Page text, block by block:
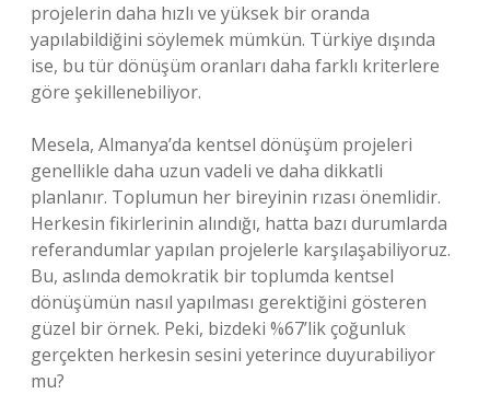
projelerin daha hızlı ve yüksek bir oranda
yapılabildiğini söylemek mümkün. Türkiye dışında
ise, bu tür dönüşüm oranları daha farklı kriterlere
göre şekillenebiliyor.
Mesela, Almanya’da kentsel dönüşüm projeleri
genellikle daha uzun vadeli ve daha dikkatli
planlanır. Toplumun her bireyinin rızası önemlidir.
Herkesin fikirlerinin alındığı, hatta bazı durumlarda
referandumlar yapılan projelerle karşılaşabiliyoruz.
Bu, aslında demokratik bir toplumda kentsel
dönüşümün nasıl yapılması gerektiğini gösteren
güzel bir örnek. Peki, bizdeki %67’lik çoğunluk
gerçekten herkesin sesini yeterince duyurabiliyor
mu?